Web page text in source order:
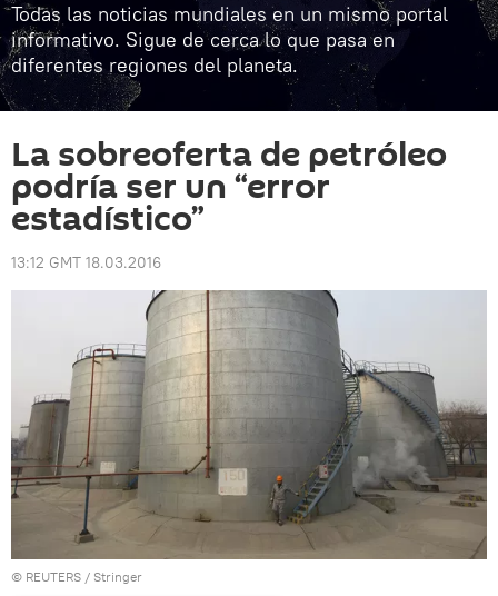
Todas las noticias mundiales en un mismo portal
informativo. Sigue de cerca lo que pasa en
diferentes regiones del planeta.
La sobreoferta de petróleo
podría ser un “error
estadístico”
13:12 GMT 18.03.2016
© REUTERS / Stringer